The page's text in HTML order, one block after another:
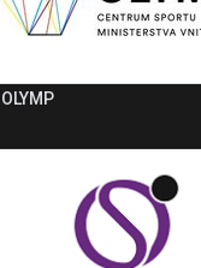
OLYMP